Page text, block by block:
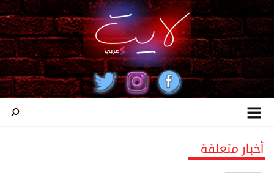
أخبار متعلقة